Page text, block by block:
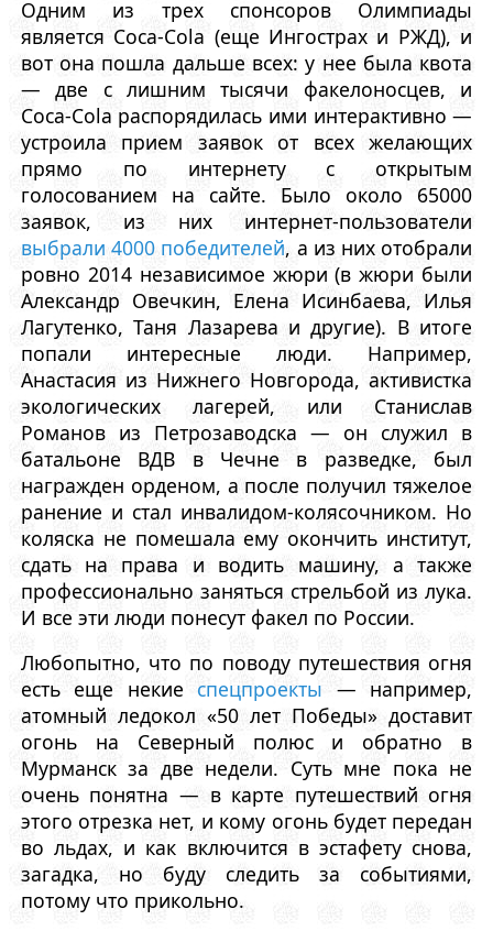
Одним из трех спонсоров Олимпиады
является Coca-Cola (еще Ингострах и РЖД), и
вот она пошла дальше всех: у нее была квота
— две с лишним тысячи факелоносцев, и
Coca-Cola распорядилась ими интерактивно —
устроила прием заявок от всех желающих
прямо по интернету с открытым
голосованием на сайте. Было около 65000
заявок, из них интернет-пользователи
выбрали 4000 победителей, а из них отобрали
ровно 2014 независимое жюри (в жюри были
Александр Овечкин, Елена Исинбаева, Илья
Лагутенко, Таня Лазарева и другие). В итоге
попали интересные люди. Например,
Анастасия из Нижнего Новгорода, активистка
экологических лагерей, или Станислав
Романов из Петрозаводска — он служил в
батальоне ВДВ в Чечне в разведке, был
награжден орденом, а после получил тяжелое
ранение и стал инвалидом-колясочником. Но
коляска не помешала ему окончить институт,
сдать на права и водить машину, а также
профессионально заняться стрельбой из лука.
И все эти люди понесут факел по России.
Любопытно, что по поводу путешествия огня
есть еще некие спецпроекты — например,
атомный ледокол «50 лет Победы» доставит
огонь на Северный полюс и обратно в
Мурманск за две недели. Суть мне пока не
очень понятна — в карте путешествий огня
этого отрезка нет, и кому огонь будет передан
во льдах, и как включится в эстафету снова,
загадка, но буду следить за событиями,
потому что прикольно.